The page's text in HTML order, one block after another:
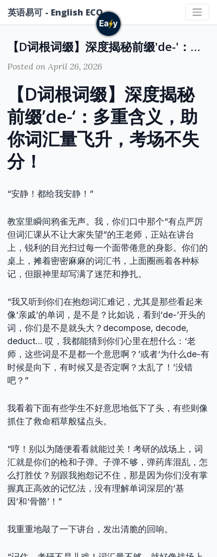
英语易可 - English ECO
【D词根词缀】深度揭秘前缀'de-'：多重含义，助你词汇量飞升，考场不失分！
Posted on April 26, 2026
【D词根词缀】深度揭秘
前缀’de-‘：多重含义，助
你词汇量飞升，考场不失
分！
“安静！都给我安静！”
教室里瞬间鸦雀无声。我，你们口中那个“有点严厉
但词汇课从不让大家失望”的王老师，正站在讲台
上，锐利的目光扫过每一个面带倦意的身影。你们的
桌上，摊着密密麻麻的词汇书，上面圈画着各种标
记，但眼神里却写满了迷茫和挣扎。
“我又听到你们在抱怨词汇难记，尤其是那些看起来
像‘亲戚’的单词，是不是？比如说，看到‘de-’开头的
词，你们是不是就头大？decompose, decode,
deduct… 哎，我都能猜到你们心里在想什么：‘老
师，这些词是不是都一个意思啊？’或者‘为什么de-有
时候是向下，有时候又是否定啊？太乱了！’没错
吧？”
我看着下面有些学生不好意思地低下了头，有些则像
抓住了救命稻草般猛点头。
“哼！别以为随便看看就能过关！考研的战场上，词
汇就是你们的枪和子弹。子弹不够，弹药库混乱，怎
么打胜仗？别跟我抱怨记不住，那是因为你们没有掌
握真正高效的记忆法，没有理解单词深层的‘基
因’和‘骨骼’！”
我重重地敲了一下讲台，发出清脆的回响。